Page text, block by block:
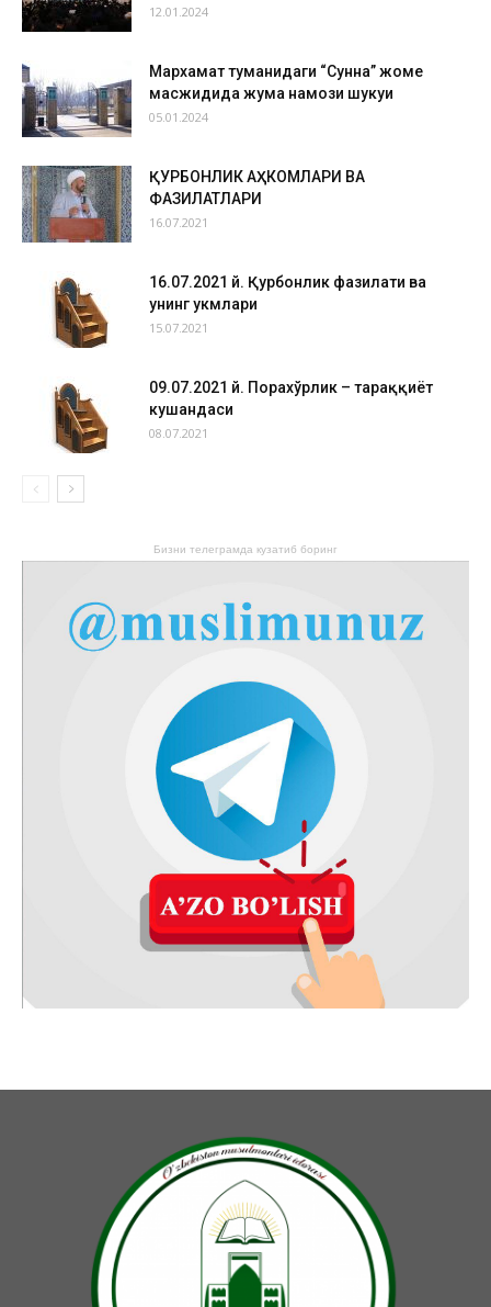
12.01.2024
Мархамат туманидаги “Сунна” жоме
масжидида жума намози шукуҳи
05.01.2024
ҚУРБОНЛИК АҲКОМЛАРИ ВА
ФАЗИЛАТЛАРИ
16.07.2021
16.07.2021 й. Қурбонлик фазилати ва
унинг ҳукмлари
15.07.2021
09.07.2021 й. Порахўрлик – тараққиёт
кушандаси
08.07.2021
Бизни телеграмда кузатиб боринг